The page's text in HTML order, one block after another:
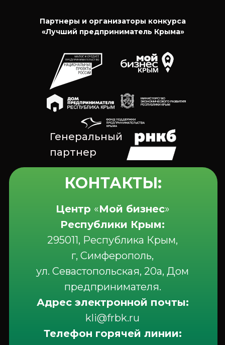
Партнеры и организаторы конкурса
«Лучший предприниматель Крыма»
Генеральный
партнер
КОНТАКТЫ:
Центр «Мой бизнес»
Республики Крым:
295011, Республика Крым,
г, Симферополь,
ул. Севастопольская, 20а, Дом
предпринимателя.
Адрес электронной почты:
kli@frbk.ru
Телефон горячей линии: